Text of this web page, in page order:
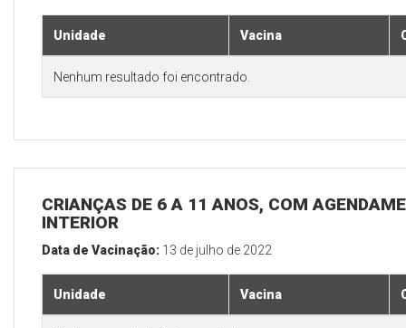
Unidade Vacina
Nenhum resultado foi encontrado.
CRIANÇAS DE 6 A 11 ANOS, COM
INTERIOR
Data de Vacinação: 13 de julho de 2022
Unidade Vacina